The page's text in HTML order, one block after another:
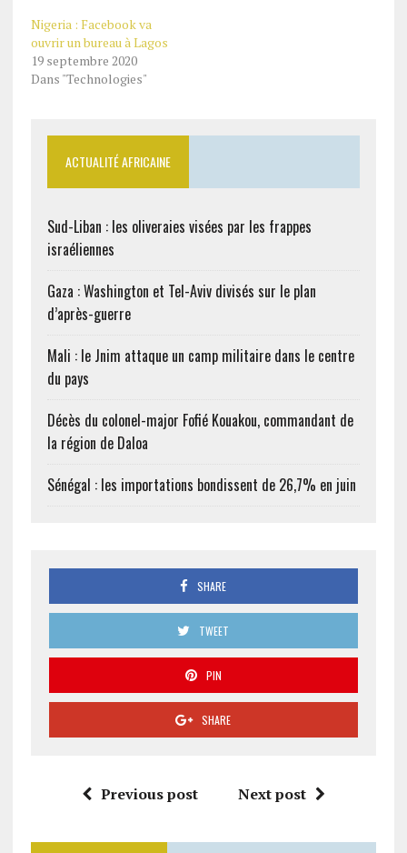
Nigeria : Facebook va
ouvrir un bureau à Lagos
19 septembre 2020
Dans "Technologies"
ACTUALITÉ AFRICAINE
Sud-Liban : les oliveraies visées par les frappes
israéliennes
Gaza : Washington et Tel-Aviv divisés sur le plan
d’après-guerre
Mali : le Jnim attaque un camp militaire dans le centre
du pays
Décès du colonel-major Fofié Kouakou, commandant de
la région de Daloa
Sénégal : les importations bondissent de 26,7% en juin
SHARE
TWEET
PIN
SHARE
Previous post Next post